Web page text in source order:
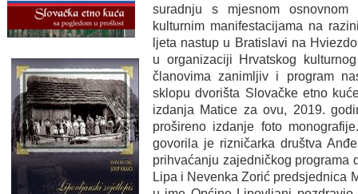
suradnju s mjesnom
kulturnim manifestacijama na
ljeta nastup u Bratislavi na
u organizaciji Hrvatskog
članovima zanimljiv i program
sklopu dvorišta Slovačke etno
izdanja Matice za ovu, 2019.
prošireno izdanje foto
govorila je rizničarka društva
prihvaćanju zajedničkog programa
Lipa i Nevenka Zorić predsjednica